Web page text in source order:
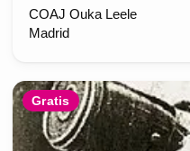
COAJ Ouka Leele
Madrid
Gratis